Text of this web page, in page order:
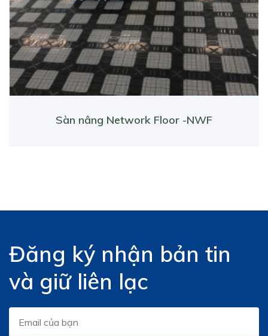
Sàn nâng Network Floor -NWF
Đăng ký nhận bản tin
và giữ liên lạc